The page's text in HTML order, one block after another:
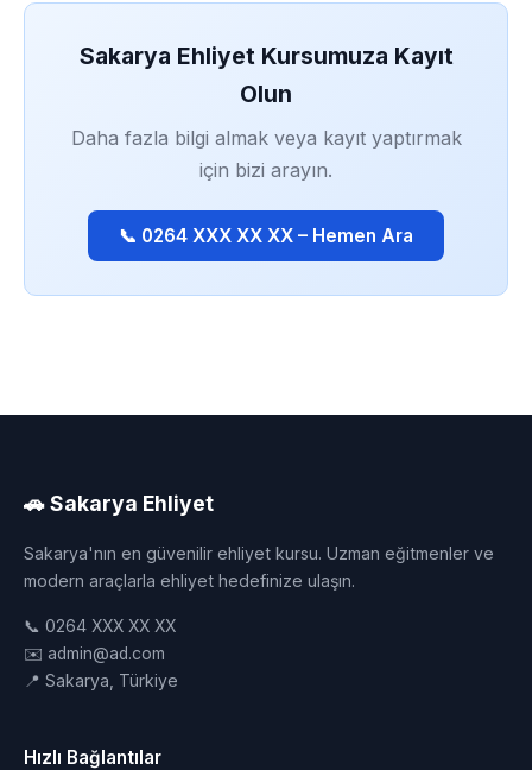
Sakarya Ehliyet Kursumuza Kayıt
Olun
Daha fazla bilgi almak veya kayıt yaptırmak
için bizi arayın.
📞 0264 XXX XX XX – Hemen Ara
🚗 Sakarya Ehliyet
Sakarya'nın en güvenilir ehliyet kursu. Uzman eğitmenler ve
modern araçlarla ehliyet hedefinize ulaşın.
📞 0264 XXX XX XX
✉️ admin@ad.com
📍 Sakarya, Türkiye
Hızlı Bağlantılar